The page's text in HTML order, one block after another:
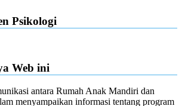
Psikologi
Web ini
antara Rumah Anak Mandiri dan
menyampaikan informasi tentang program